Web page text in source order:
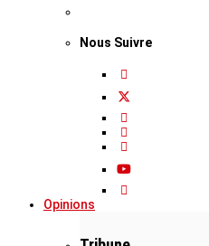
Nous Suivre
Opinions